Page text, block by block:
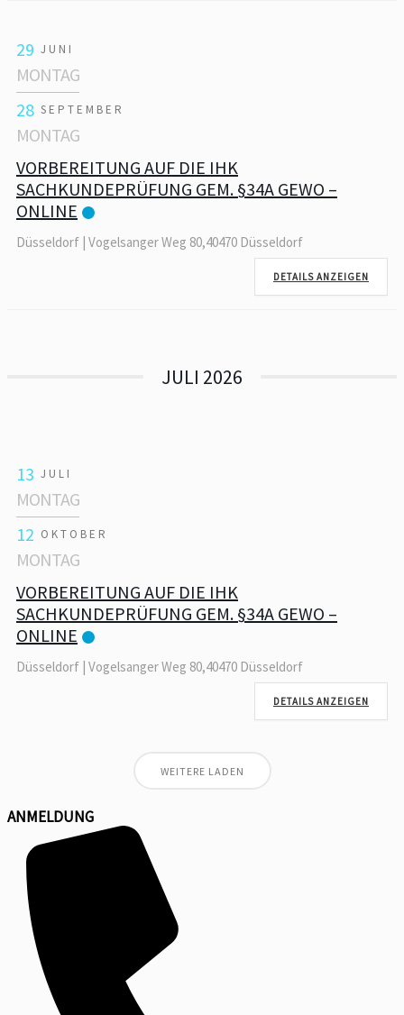
29 JUNI
MONTAG
28 SEPTEMBER
MONTAG
VORBEREITUNG AUF DIE IHK
SACHKUNDEPRÜFUNG GEM. §34A GEWO –
ONLINE
Düsseldorf | Vogelsanger Weg 80,40470 Düsseldorf
DETAILS ANZEIGEN
JULI 2026
13 JULI
MONTAG
12 OKTOBER
MONTAG
VORBEREITUNG AUF DIE IHK
SACHKUNDEPRÜFUNG GEM. §34A GEWO –
ONLINE
Düsseldorf | Vogelsanger Weg 80,40470 Düsseldorf
DETAILS ANZEIGEN
WEITERE LADEN
ANMELDUNG